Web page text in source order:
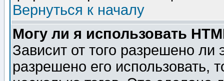
Вернуться к началу
Могу ли я использовать
Зависит от того разрешено
разрешено его использовать,